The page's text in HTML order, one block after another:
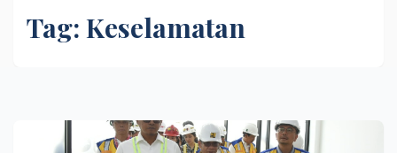
Tag: Keselamatan